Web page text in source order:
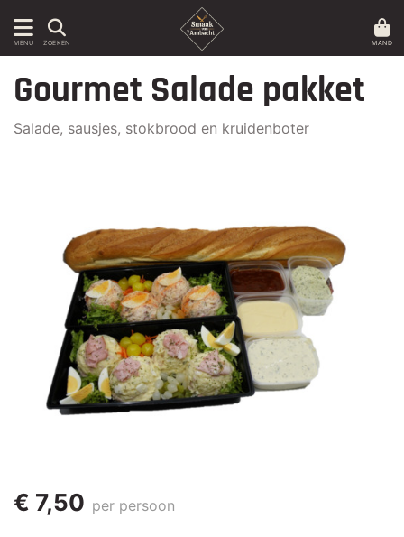
MENU ZOEKEN MAND
Gourmet Salade pakket
Salade, sausjes, stokbrood en kruidenboter
€ 7,50 per persoon